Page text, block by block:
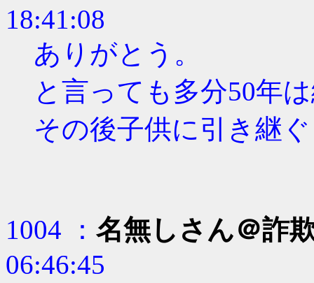
18:41:08
ありがとう。
と言っても多分50年
その後子供に引き継
1004 ： 名無しさん＠詐
06:46:45